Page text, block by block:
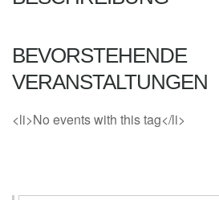
BEVORSTEHENDE
VERANSTALTUNGEN
<li>No events with this tag</li>